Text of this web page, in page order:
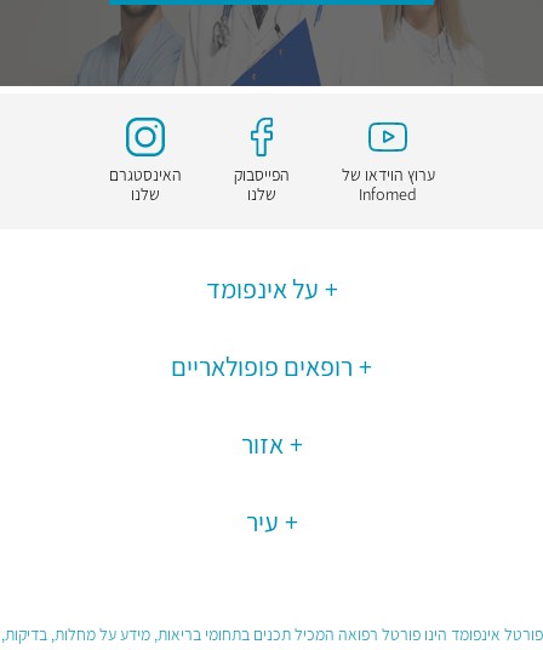
ערוץ הוידאו של
Infomed
הפייסבוק
שלנו
האינסטגרם
שלנו
על אינפומד
רופאים פופולאריים
אזור
עיר
פורטל אינפומד הינו פורטל רפואה המכיל תכנים בתחומי בריאות, מידע על מחלות, בדיקות,